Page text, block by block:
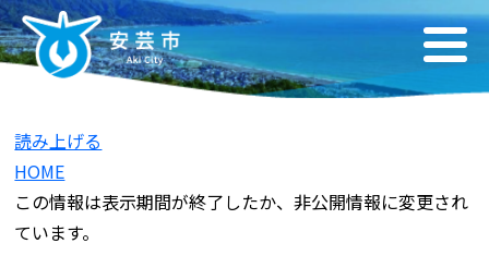
読み上げる
HOME
この情報は表示期間が終了したか、非公開情報に変更され
ています。